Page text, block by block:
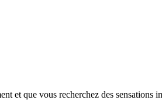
et que vous recherchez des sensations